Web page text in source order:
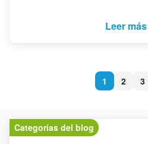
Leer más
1 2 3
Categorías del blog